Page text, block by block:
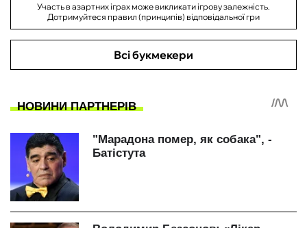
Участь в азартних іграх може викликати ігрову залежність.
Дотримуйтеся правил (принципів) відповідальної гри
Всі букмекери